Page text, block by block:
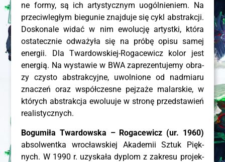
ne for­my, są ich arty­stycz­nym uogól­nie­niem. Na
prze­ciw­le­głym bie­gu­nie znaj­du­je się cykl abs­trak­cji.
Dosko­na­le widać w nim ewo­lu­cję artyst­ki, któ­ra
osta­tecz­nie odwa­ży­ła się na pró­bę opi­su samej
ener­gii. Dla Twar­dow­skiej-Roga­ce­wicz kolor jest
ener­gią. Na wysta­wie w BWA zapre­zen­tu­je­my obra­
zy czy­sto abs­trak­cyj­ne, uwol­nio­ne od nad­mia­ru
zna­czeń oraz współ­cze­sne pej­za­że malar­skie, w
któ­rych abs­trak­cja ewo­lu­uje w stro­nę przed­sta­wień
realistycznych.
Bogu­mi­ła Twar­dow­ska – Roga­ce­wicz (ur. 1960)
absol­went­ka wro­cław­skiej Aka­de­mii Sztuk Pięk­
nych. W 1990 r. uzy­ska­ła dyplom z zakre­su pro­jek­